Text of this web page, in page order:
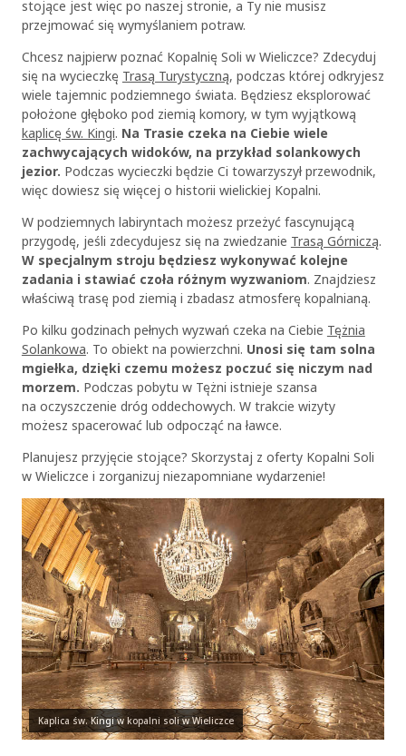
stojące jest więc po naszej stronie, a Ty nie musisz
przejmować się wymyślaniem potraw.
Chcesz najpierw poznać Kopalnię Soli w Wieliczce? Zdecyduj
się na wycieczkę Trasą Turystyczną, podczas której odkryjesz
wiele tajemnic podziemnego świata. Będziesz eksplorować
położone głęboko pod ziemią komory, w tym wyjątkową
kaplicę św. Kingi. Na Trasie czeka na Ciebie wiele
zachwycających widoków, na przykład solankowych
jezior. Podczas wycieczki będzie Ci towarzyszył przewodnik,
więc dowiesz się więcej o historii wielickiej Kopalni.
W podziemnych labiryntach możesz przeżyć fascynującą
przygodę, jeśli zdecydujesz się na zwiedzanie Trasą Górniczą.
W specjalnym stroju będziesz wykonywać kolejne
zadania i stawiać czoła różnym wyzwaniom. Znajdziesz
właściwą trasę pod ziemią i zbadasz atmosferę kopalnianą.
Po kilku godzinach pełnych wyzwań czeka na Ciebie Tężnia
Solankowa. To obiekt na powierzchni. Unosi się tam solna
mgiełka, dzięki czemu możesz poczuć się niczym nad
morzem. Podczas pobytu w Tężni istnieje szansa
na oczyszczenie dróg oddechowych. W trakcie wizyty
możesz spacerować lub odpocząć na ławce.
Planujesz przyjęcie stojące? Skorzystaj z oferty Kopalni Soli
w Wieliczce i zorganizuj niezapomniane wydarzenie!
Kaplica św. Kingi w kopalni soli w Wieliczce